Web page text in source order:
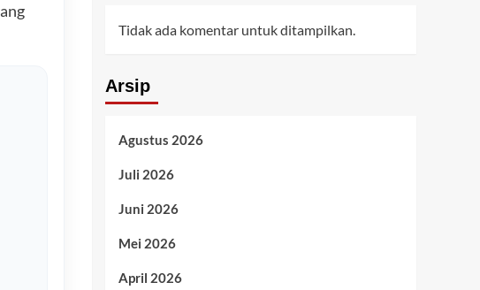
Tidak ada komentar untuk ditampilkan.
Arsip
Agustus 2026
Juli 2026
Juni 2026
Mei 2026
April 2026